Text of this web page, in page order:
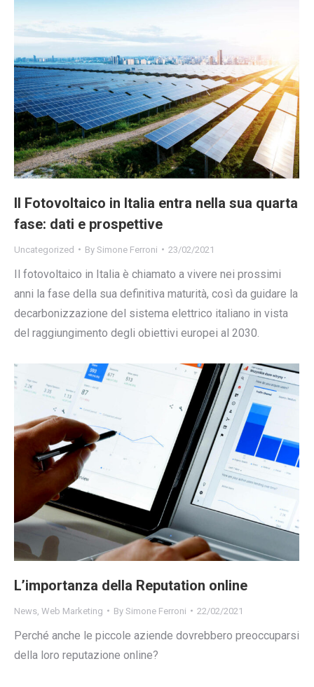
Il Fotovoltaico in Italia entra nella sua quarta
fase: dati e prospettive
Uncategorized By Simone Ferroni 23/02/2021
Il fotovoltaico in Italia è chiamato a vivere nei prossimi
anni la fase della sua definitiva maturità, così da guidare la
decarbonizzazione del sistema elettrico italiano in vista
del raggiungimento degli obiettivi europei al 2030.
L’importanza della Reputation online
News Web Marketing By Simone Ferroni 22/02/2021
Perché anche le piccole aziende dovrebbero preoccuparsi
della loro reputazione online?